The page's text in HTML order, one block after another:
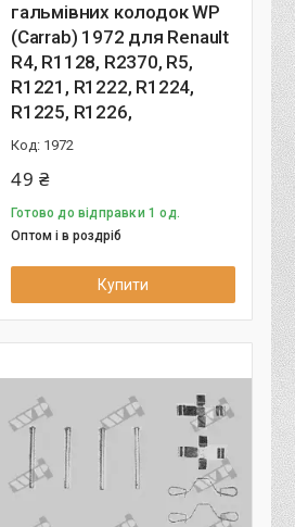
гальмівних колодок WP
(Carrab) 1972 для Renault
R4, R1128, R2370, R5,
R1221, R1222, R1224,
R1225, R1226,
1972
49 ₴
Готово до відправки 1 од.
Оптом і в роздріб
Купити